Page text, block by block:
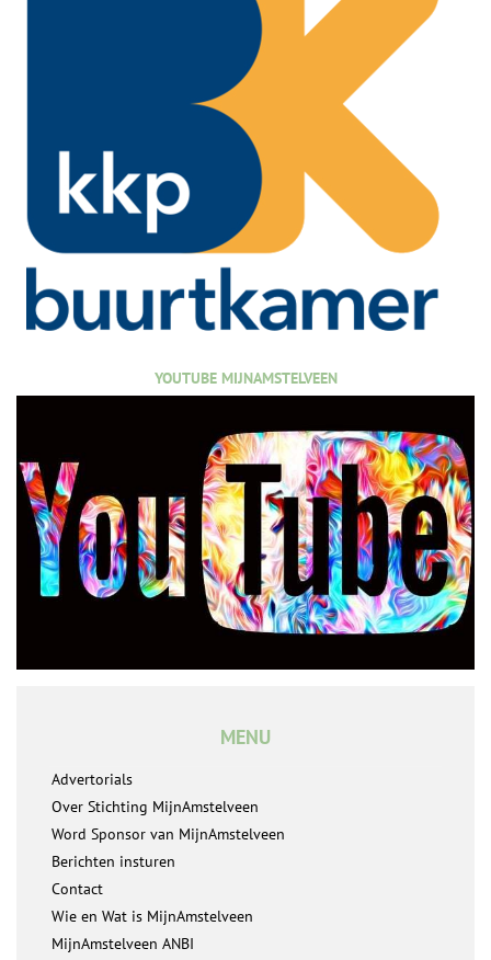
YOUTUBE MIJNAMSTELVEEN
MENU
Advertorials
Over Stichting MijnAmstelveen
Word Sponsor van MijnAmstelveen
Berichten insturen
Contact
Wie en Wat is MijnAmstelveen
MijnAmstelveen ANBI